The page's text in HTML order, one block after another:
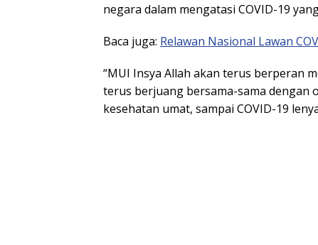
negara dalam mengatasi COVID-19
Baca juga: Relawan Nasional Lawan
“MUI Insya Allah akan terus berperan
terus berjuang bersama-sama
kesehatan umat, sampai COVID-19